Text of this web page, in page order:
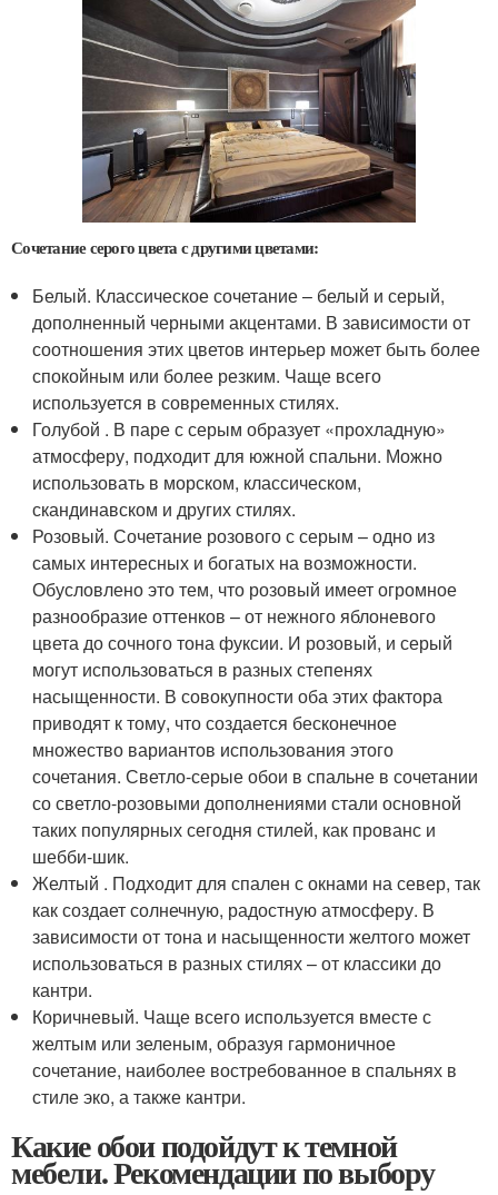
Сочетание серого цвета с другими цветами:
Белый. Классическое сочетание – белый и серый,
дополненный черными акцентами. В зависимости от
соотношения этих цветов интерьер может быть более
спокойным или более резким. Чаще всего
используется в современных стилях.
Голубой . В паре с серым образует «прохладную»
атмосферу, подходит для южной спальни. Можно
использовать в морском, классическом,
скандинавском и других стилях.
Розовый. Сочетание розового с серым – одно из
самых интересных и богатых на возможности.
Обусловлено это тем, что розовый имеет огромное
разнообразие оттенков – от нежного яблоневого
цвета до сочного тона фуксии. И розовый, и серый
могут использоваться в разных степенях
насыщенности. В совокупности оба этих фактора
приводят к тому, что создается бесконечное
множество вариантов использования этого
сочетания. Светло-серые обои в спальне в сочетании
со светло-розовыми дополнениями стали основной
таких популярных сегодня стилей, как прованс и
шебби-шик.
Желтый . Подходит для спален с окнами на север, так
как создает солнечную, радостную атмосферу. В
зависимости от тона и насыщенности желтого может
использоваться в разных стилях – от классики до
кантри.
Коричневый. Чаще всего используется вместе с
желтым или зеленым, образуя гармоничное
сочетание, наиболее востребованное в спальнях в
стиле эко, а также кантри.
Какие обои подойдут к темной
мебели. Рекомендации по выбору